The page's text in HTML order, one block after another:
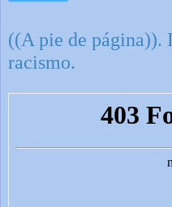
((A pie de página)).
racismo.